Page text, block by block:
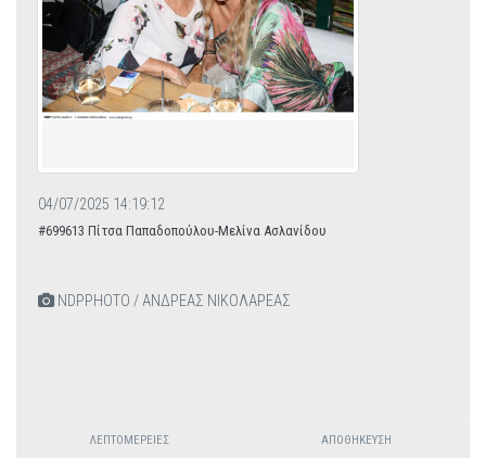
04/07/2025 14:19:12
#699613 Πίτσα Παπαδοπούλου-Μελίνα Ασλανίδου
NDPPHOTO / ΑΝΔΡΕΑΣ ΝΙΚΟΛΑΡΕΑΣ
ΛΕΠΤΟΜΈΡΕΙΕΣ ΑΠΟΘΉΚΕΥΣΗ